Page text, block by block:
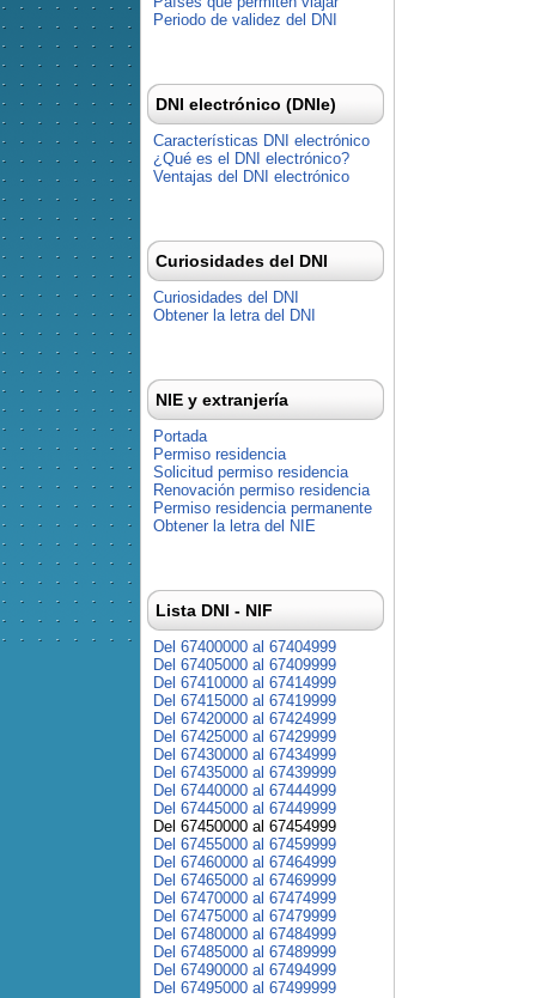
Periodo de validez del DNI
DNI electrónico (DNIe)
Características DNI electrónico
¿Qué es el DNI electrónico?
Ventajas del DNI electrónico
Curiosidades del DNI
Curiosidades del DNI
Obtener la letra del DNI
NIE y extranjería
Portada
Permiso residencia
Solicitud permiso residencia
Renovación permiso residencia
Permiso residencia permanente
Obtener la letra del NIE
Lista DNI - NIF
Del 67400000 al 67404999
Del 67405000 al 67409999
Del 67410000 al 67414999
Del 67415000 al 67419999
Del 67420000 al 67424999
Del 67425000 al 67429999
Del 67430000 al 67434999
Del 67435000 al 67439999
Del 67440000 al 67444999
Del 67445000 al 67449999
Del 67450000 al 67454999
Del 67455000 al 67459999
Del 67460000 al 67464999
Del 67465000 al 67469999
Del 67470000 al 67474999
Del 67475000 al 67479999
Del 67480000 al 67484999
Del 67485000 al 67489999
Del 67490000 al 67494999
Del 67495000 al 67499999